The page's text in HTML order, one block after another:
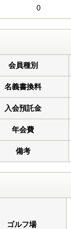
0
会員種別
名義書換料
入会預託金
年会費
備考
ゴルフ場